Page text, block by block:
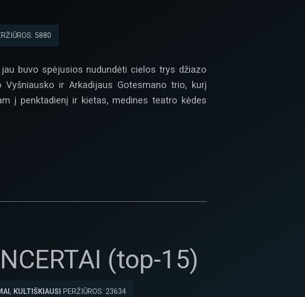
5880
buvo spėjusios nudundėti cielos trys džiazo
ir Arkadijaus Gotesmano trio, kurį
į penktadienį ir kietas, medines teatro kėdes
(top-15)
, KULTIŠKIAUSI PERŽIŪROS: 23634